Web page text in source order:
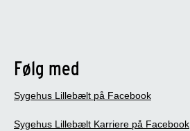
Følg med
Sygehus Lillebælt på Facebook
Sygehus Lillebælt Karriere på Facebook